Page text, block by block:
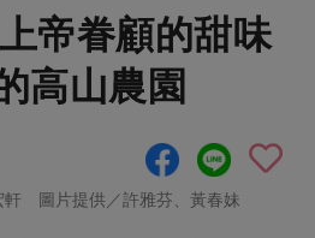
米麵雜糧
合作聯合國
生活提案
親子食育
帝眷顧的甜味
高山農園
圖片提供／許雅芬、黃春妹